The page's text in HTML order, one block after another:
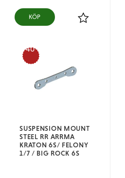
till i favoriter Lägg till i
KÖP
SUSPENSION MOUNT
STEEL RR ARRMA
KRATON 6S/ FELONY
1/7 / BIG ROCK 6S
40
%